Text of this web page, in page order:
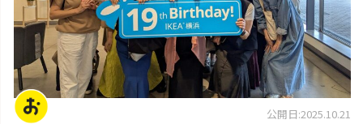
公開日:2025.10.21